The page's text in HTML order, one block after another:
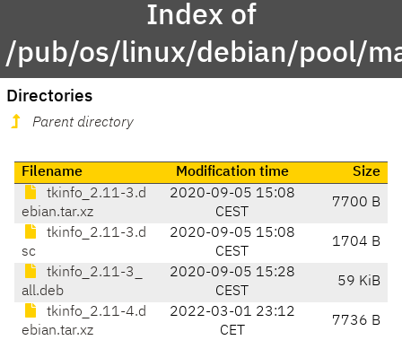
Index of
/pub/os/linux/debian/pool/
Directories
Parent directory
Filename Modification time
Size
tkinfo_2.11-3.d
ebian.tar.xz
2020-09-05 15:08
CEST
7700 B
tkinfo_2.11-3.d
sc
2020-09-05 15:08
CEST
1704 B
tkinfo_2.11-3_
all.deb
2020-09-05 15:28
CEST
59 KiB
tkinfo_2.11-4.d
ebian.tar.xz
2022-03-01 23:12
CET
7736 B